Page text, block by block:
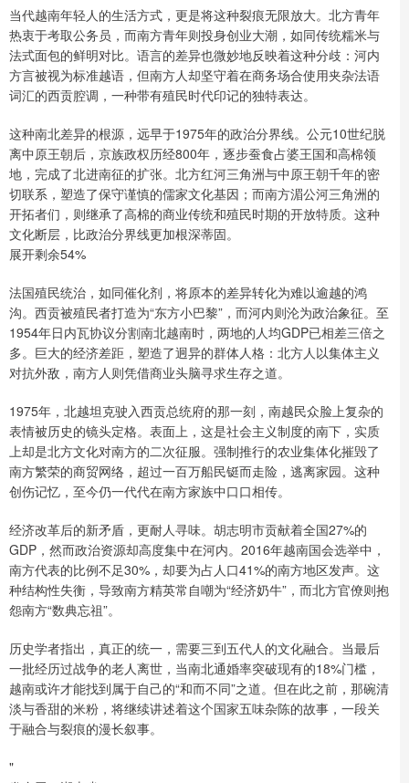
当代越南年轻人的生活方式，更是将这种裂痕无限放大。北方青年
热衷于考取公务员，而南方青年则投身创业大潮，如同传统糯米与
法式面包的鲜明对比。语言的差异也微妙地反映着这种分歧：河内
方言被视为标准越语，但南方人却坚守着在商务场合使用夹杂法语
词汇的西贡腔调，一种带有殖民时代印记的独特表达。
这种南北差异的根源，远早于1975年的政治分界线。公元10世纪脱
离中原王朝后，京族政权历经800年，逐步蚕食占婆王国和高棉领
地，完成了北进南征的扩张。北方红河三角洲与中原王朝千年的密
切联系，塑造了保守谨慎的儒家文化基因；而南方湄公河三角洲的
开拓者们，则继承了高棉的商业传统和殖民时期的开放特质。这种
文化断层，比政治分界线更加根深蒂固。
展开剩余54%
法国殖民统治，如同催化剂，将原本的差异转化为难以逾越的鸿
沟。西贡被殖民者打造为“东方小巴黎”，而河内则沦为政治象征。至
1954年日内瓦协议分割南北越南时，两地的人均GDP已相差三倍之
多。巨大的经济差距，塑造了迥异的群体人格：北方人以集体主义
对抗外敌，南方人则凭借商业头脑寻求生存之道。
1975年，北越坦克驶入西贡总统府的那一刻，南越民众脸上复杂的
表情被历史的镜头定格。表面上，这是社会主义制度的南下，实质
上却是北方文化对南方的二次征服。强制推行的农业集体化摧毁了
南方繁荣的商贸网络，超过一百万船民铤而走险，逃离家园。这种
创伤记忆，至今仍一代代在南方家族中口口相传。
经济改革后的新矛盾，更耐人寻味。胡志明市贡献着全国27%的
GDP，然而政治资源却高度集中在河内。2016年越南国会选举中，
南方代表的比例不足30%，却要为占人口41%的南方地区发声。这
种结构性失衡，导致南方精英常自嘲为“经济奶牛”，而北方官僚则抱
怨南方“数典忘祖”。
历史学者指出，真正的统一，需要三到五代人的文化融合。当最后
一批经历过战争的老人离世，当南北通婚率突破现有的18%门槛，
越南或许才能找到属于自己的“和而不同”之道。但在此之前，那碗清
淡与香甜的米粉，将继续讲述着这个国家五味杂陈的故事，一段关
于融合与裂痕的漫长叙事。
"